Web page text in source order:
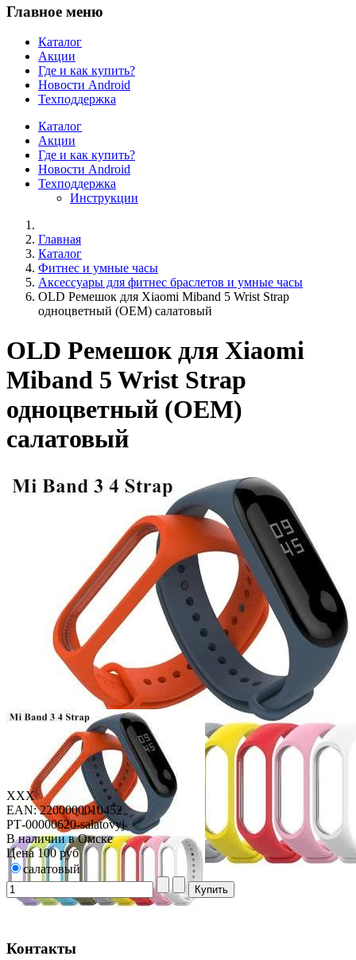
Главное меню
Каталог
Акции
Где и как купить?
Новости Android
Техподдержка
Каталог
Акции
Где и как купить?
Новости Android
Техподдержка
Инструкции
Главная
Каталог
Фитнес и умные часы
Аксессуары для фитнес браслетов и умные часы
OLD Ремешок для Xiaomi Miband 5 Wrist Strap
одноцветный (OEM) салатовый
OLD Ремешок для Xiaomi
Miband 5 Wrist Strap
одноцветный (OEM)
салатовый
XXX
EAN: 2200000010452
РТ-00000620-salatovyj
В наличии в Омске
Цена 100 руб
салатовый
Контакты